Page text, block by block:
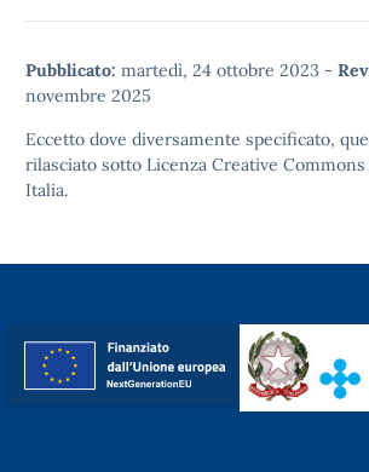
Pubblicato: martedì, 24 ottobre 2023 -
novembre 2025
Eccetto dove diversamente specificato,
rilasciato sotto Licenza Creative
Italia.